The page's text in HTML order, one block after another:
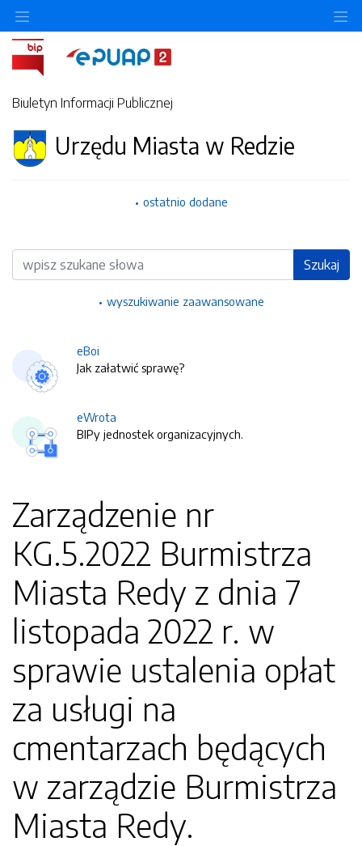
Biuletyn Informacji Publicznej
Urzędu Miasta w Redzie
ostatnio dodane
Wyszukiwarka Szukaj
wyszukiwanie zaawansowane
eBoi
Jak załatwić sprawę?
eWrota
BIPy jednostek organizacyjnych.
Zarządzenie nr
KG.5.2022 Burmistrza
Miasta Redy z dnia 7
listopada 2022 r. w
sprawie ustalenia opłat
za usługi na
cmentarzach będących
w zarządzie Burmistrza
Miasta Redy.